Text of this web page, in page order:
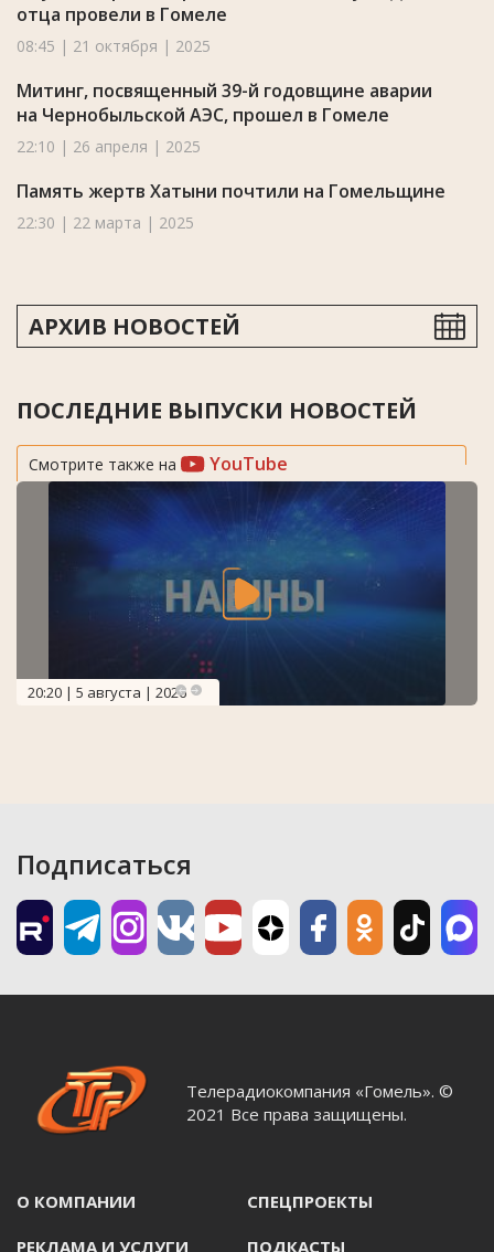
отца провели в Гомеле
08:45 | 21 октября | 2025
Митинг, посвященный 39-й годовщине аварии
на Чернобыльской АЭС, прошел в Гомеле
22:10 | 26 апреля | 2025
Память жертв Хатыни почтили на Гомельщине
22:30 | 22 марта | 2025
АРХИВ НОВОСТЕЙ
ПОСЛЕДНИЕ ВЫПУСКИ НОВОСТЕЙ
Смотрите также на YouTube
20:20 | 5 августа | 2026
Подписаться
Телерадиокомпания «Гомель». ©
2021 Все права защищены.
О КОМПАНИИ СПЕЦПРОЕКТЫ
РЕКЛАМА И УСЛУГИ ПОДКАСТЫ